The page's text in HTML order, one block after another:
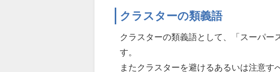
クラスターの類義語
クラスターの類義語として、「スーパー
す。
またクラスターを避けるあるいは注意す